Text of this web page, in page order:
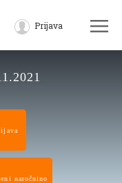
Prijava
naročnino